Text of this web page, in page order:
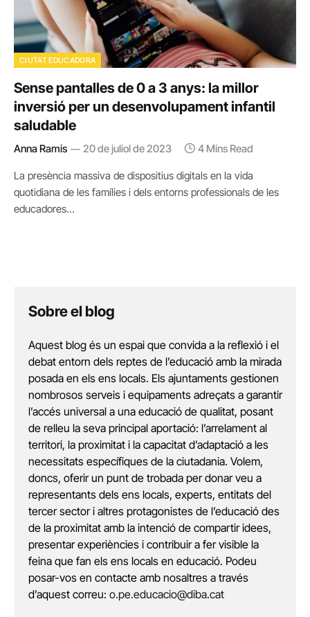
CIUTAT EDUCADORA
Sense pantalles de 0 a 3 anys: la millor
inversió per un desenvolupament infantil
saludable
Anna Ramis 20 de juliol de 2023 4 Mins Read
La presència massiva de dispositius digitals en la vida
quotidiana de les famílies i dels entorns professionals de les
educadores…
Sobre el blog
Aquest blog és un espai que convida a la reflexió i el
debat entorn dels reptes de l’educació amb la mirada
posada en els ens locals. Els ajuntaments gestionen
nombrosos serveis i equipaments adreçats a garantir
l’accés universal a una educació de qualitat, posant
de relleu la seva principal aportació: l’arrelament al
territori, la proximitat i la capacitat d’adaptació a les
necessitats específiques de la ciutadania. Volem,
doncs, oferir un punt de trobada per donar veu a
representants dels ens locals, experts, entitats del
tercer sector i altres protagonistes de l’educació des
de la proximitat amb la intenció de compartir idees,
presentar experiències i contribuir a fer visible la
feina que fan els ens locals en educació. Podeu
posar-vos en contacte amb nosaltres a través
d’aquest correu: o.pe.educacio@diba.cat